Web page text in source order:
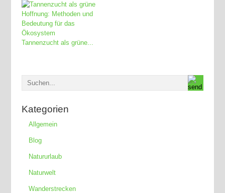
Tannenzucht als grüne...
Kategorien
Allgemein
Blog
Natururlaub
Naturwelt
Wanderstrecken